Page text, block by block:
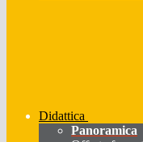
Didattica
Panoramica